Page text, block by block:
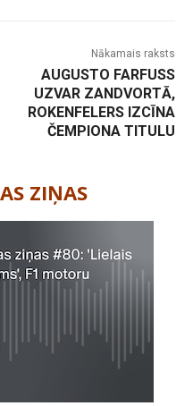
Nākamais raksts
AUGUSTO FARFUSS
UZVAR ZANDVORTĀ,
ROKENFELERS IZCĪNA
ČEMPIONA TITULU
ZIŅAS